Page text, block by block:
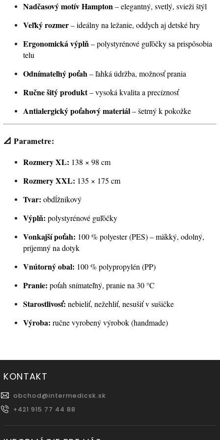
Nadčasový motív Hampton– elegantný, svetlý, svieži štýl
Veľký rozmer– ideálny na ležanie, oddych aj detské hry
Ergonomická výplň– polystyrénové guľôčky sa prispôsobia
telu
Odnímateľný poťah– ľahká údržba, možnosť prania
Ručne šitý produkt– vysoká kvalita a precíznosť
Antialergický poťahový materiál– šetrný k pokožke
📐 Parametre:
Rozmery XL: 138 × 98 cm
Rozmery XXL: 135 × 175 cm
Tvar: obdĺžnikový
Výplň: polystyrénové guľôčky
Vonkajší poťah: 100 % polyester (PES) – mäkký, odolný,
príjemný na dotyk
Vnútorný obal: 100 % polypropylén (PP)
Pranie: poťah snímateľný, pranie na 30 °C
Starostlivosť: nebieliť, nežehliť, nesušiť v sušičke
Výroba: ručne vyrobený výrobok (handmade)
KONTAKT
obchod@intermedicsk.sk
+421 915 77 44 88